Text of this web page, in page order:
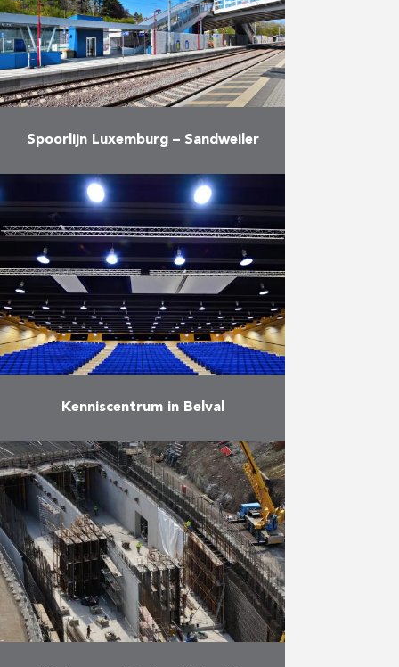
Meer
Spoorlijn Luxemburg – Sandweiler
Infrastructuurwerken voor de
dubbele spoorlijn Luxemburg –
Sandweiler.
Meer
Kenniscentrum in Belval
La Cité des Sciences
(wetenschapspark) van de
Universiteit van Luxemburg ligt op
een terrein waar vroeger een oude
staalfabriek stond in de wijk
“Belval” in …
Meer